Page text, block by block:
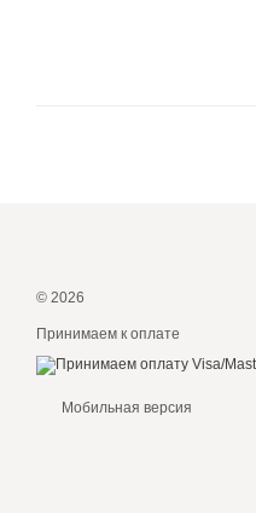
© 2026
Принимаем к оплате
Мобильная версия